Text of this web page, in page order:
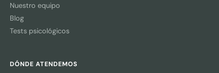
Nuestro equipo
Blog
Tests psicológicos
DÓNDE ATENDEMOS